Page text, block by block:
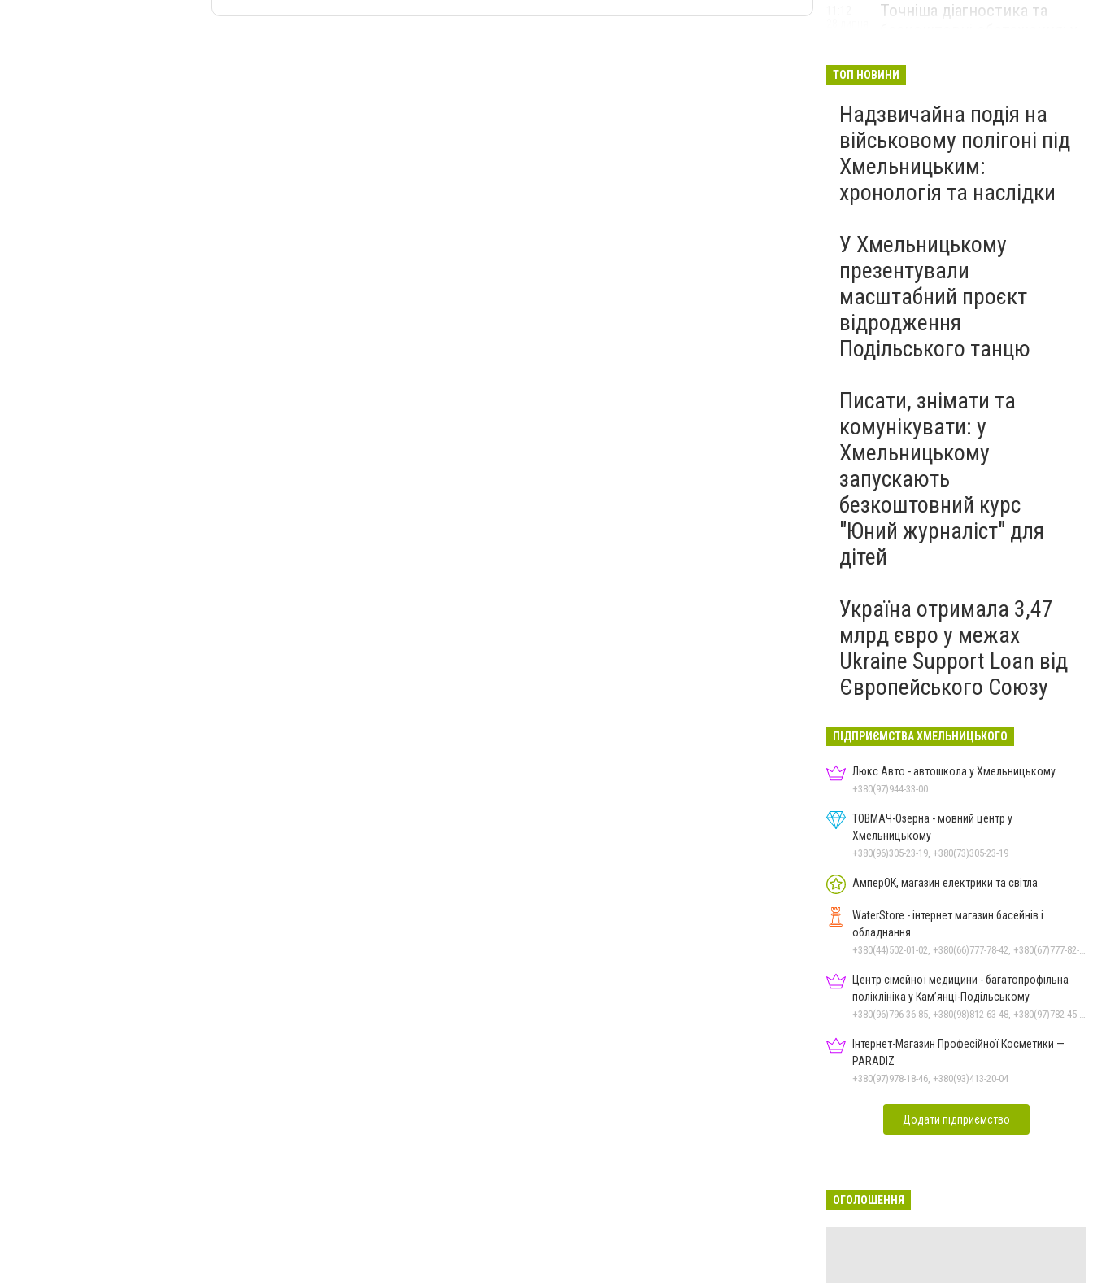
Точніша діагностика та
протипухлинному центрі
запрацював новий
томограф
Паперовий флот замість
Чорноморського: як реальні
втрати Росії перетворилися
на дитячу аплікацію
23:42
27 липня
ТОП НОВИНИ
Надзвичайна подія на
військовому полігоні під
Хмельницьким:
хронологія та наслідки
У Хмельницькому
презентували
масштабний проєкт
відродження
Подільського танцю
Писати, знімати та
комунікувати: у
Хмельницькому
запускають
безкоштовний курс
"Юний журналіст" для
дітей
Україна отримала 3,47
млрд євро у межах
Ukraine Support Loan від
Європейського Союзу
ПІДПРИЄМСТВА ХМЕЛЬНИЦЬКОГО
Люкс Авто - автошкола у Хмельницькому
+380(97)944-33-00
ТОВМАЧ-Озерна - мовний центр у
Хмельницькому
+380(96)305-23-19, +380(73)305-23-19
АмперОК, магазин електрики та світла
WaterStore - інтернет магазин басейнів і
обладнання
+380(44)502-01-02, +380(66)777-78-42, +380(67)777-82-19, +380(67)890-80-80, +380(73)890-80-80, +380(44)502-01-03
Центр сімейної медицини - багатопрофільна
поліклініка у Кам’янці-Подільському
+380(96)796-36-85, +380(98)812-63-48, +380(97)782-45-70
Інтернет-Магазин Професійної Косметики —
PARADIZ
+380(97)978-18-46, +380(93)413-20-04
Додати підприємство
ОГОЛОШЕННЯ